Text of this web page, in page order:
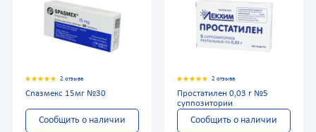
2 отзыва
Спазмекс 15мг №30
Сообщить о наличии
2 отзыва
Простатилен 0,03 г №5
суппозитории
Сообщить о наличии